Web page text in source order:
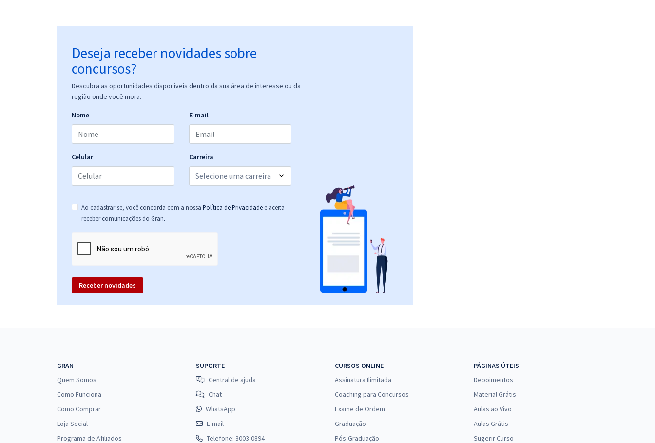
Deseja receber novidades sobre
concursos?
Descubra as oportunidades disponíveis dentro da sua área de interesse ou da
região onde você mora.
Nome E-mail
Celular Carreira
Ao cadastrar-se, você concorda com a nossa Política de Privacidade e aceita
receber comunicações do Gran.
Receber novidades
GRAN
Quem Somos
Como Funciona
Como Comprar
Loja Social
Programa de Afiliados
SUPORTE
Central de ajuda
Chat
WhatsApp
E-mail
Telefone: 3003-0894
CURSOS ONLINE
Assinatura Ilimitada
Coaching para Concursos
Exame de Ordem
Graduação
Pós-Graduação
PÁGINAS ÚTEIS
Depoimentos
Material Grátis
Aulas ao Vivo
Aulas Grátis
Sugerir Curso